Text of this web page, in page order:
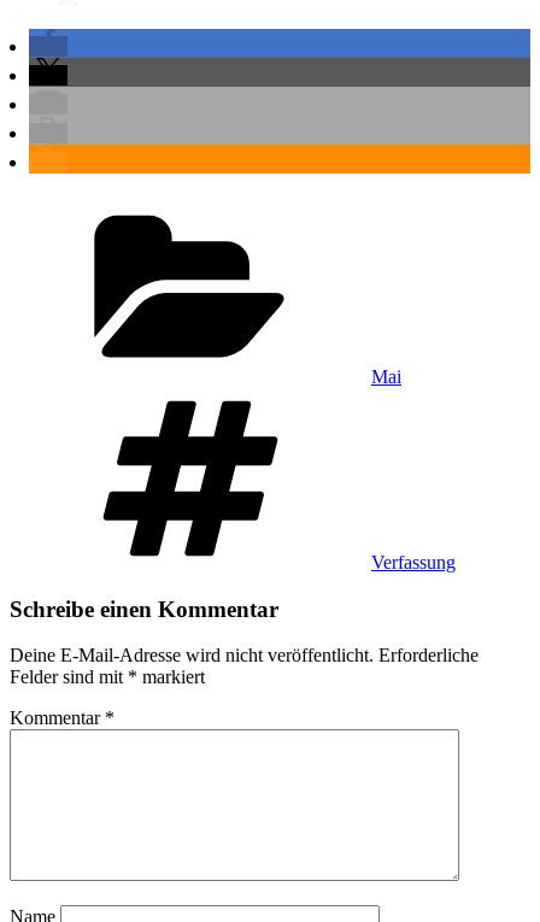
Mai
Verfassung
Schreibe einen Kommentar
Deine E-Mail-Adresse wird nicht veröffentlicht. Erforderliche
Felder sind mit * markiert
Kommentar *
Name